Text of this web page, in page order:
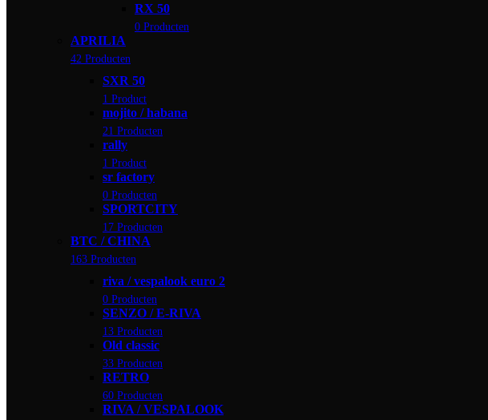
RX 50
0 Producten
APRILIA
42 Producten
SXR 50
1 Product
mojito / habana
21 Producten
rally
1 Product
sr factory
0 Producten
SPORTCITY
17 Producten
BTC / CHINA
163 Producten
riva / vespalook euro 2
0 Producten
SENZO / E-RIVA
13 Producten
Old classic
33 Producten
RETRO
60 Producten
RIVA / VESPALOOK